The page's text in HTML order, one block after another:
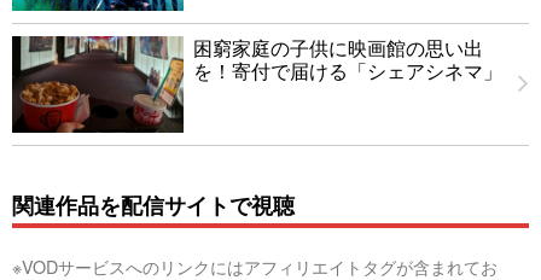
困窮家庭の子供に映画館の思い出
を！寄付で届ける「シェアシネマ」
関連作品を配信サイトで視聴
※VODサービスへのリンクにはアフィリエイトタグが含まれてお